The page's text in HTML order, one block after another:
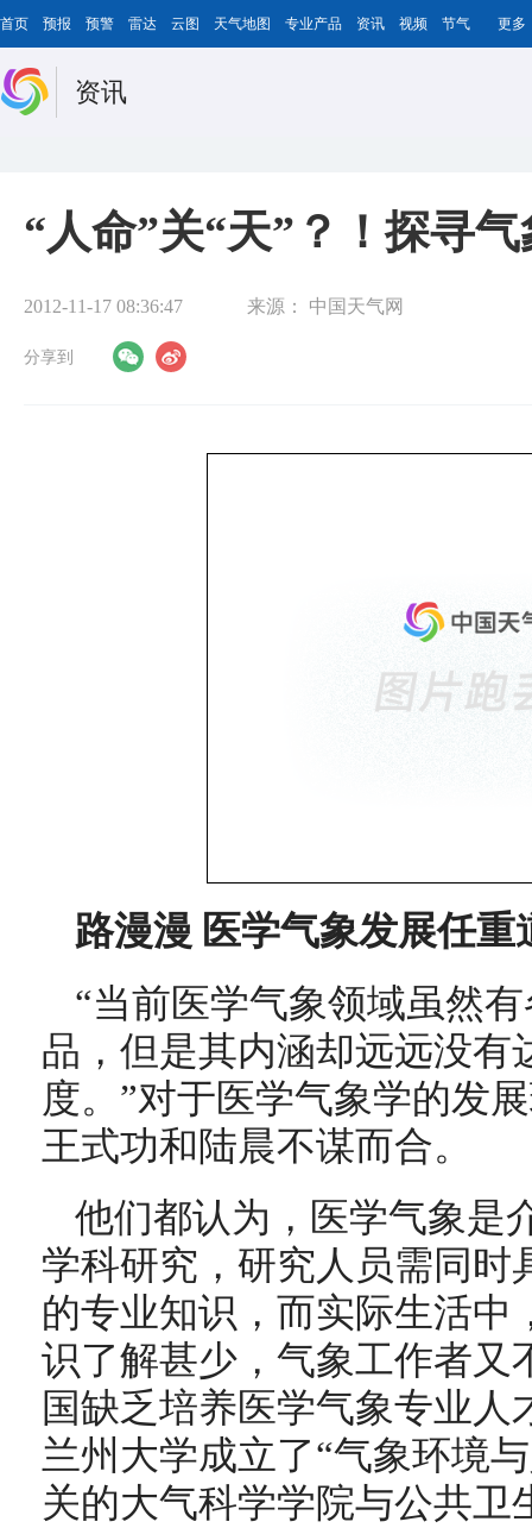
首页 预报 预警 雷达 云图 天气地图 专业产品 资讯 视频 节气 更多
资讯
“人命”关“天”？！探寻
2012-11-17 08:36:47 来源： 中国天气网
分享到
路漫漫 医学气象发展任重
“当前医学气象领域虽然
品，但是其内涵却远远没有
度。”对于医学气象学的发
王式功和陆晨不谋而合。
他们都认为，医学气象是
学科研究，研究人员需同时
的专业知识，而实际生活中
识了解甚少，气象工作者又
国缺乏培养医学气象专业
兰州大学成立了“气象环境
关的大气科学学院与公共卫